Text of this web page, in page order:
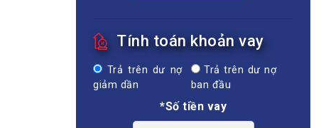
Tính toán khoản vay
Trả trên dư nợ
giảm dần
Trả trên dư nợ
ban đầu
*Số tiền vay